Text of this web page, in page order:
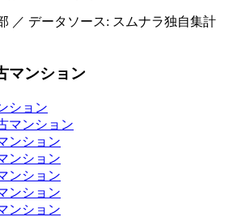
／ データソース: スムナラ独自集計
マンション
ション
マンション
ンション
ンション
ンション
ンション
ンション